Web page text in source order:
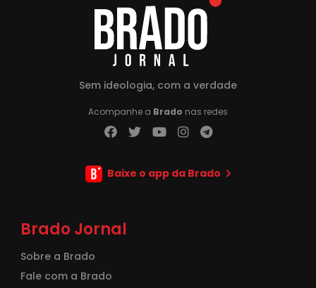
Sem ideologia, com a verdade
Acompanhe a Brado nas redes
Baixe o app da Brado
Brado Jornal
Sobre a Brado
Fale com a Brado